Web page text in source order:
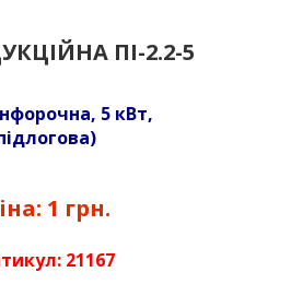
ПІ-2.2-5
5 кВт,
)
1 грн.
21167